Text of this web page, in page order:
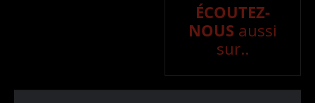
ÉCOUTEZ-
NOUS aussi
sur..